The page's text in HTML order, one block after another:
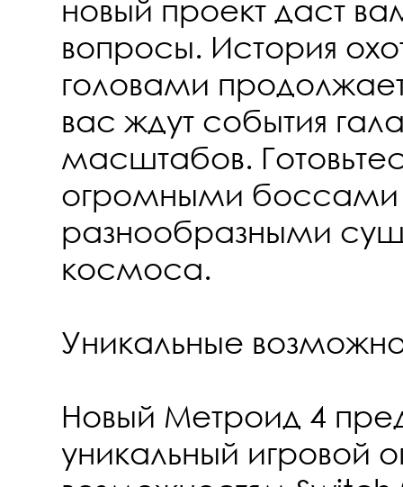
новый проект даст
вопросы. История
головами
вас ждут события
масштабов.
огромными боссами
разнообразными
космоса.
Уникальные
Новый Метроид 4
уникальный игровой